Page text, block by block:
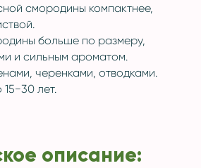
смородины компактнее,
больше по размеру,
и сильным ароматом.
черенками, отводками.
лет.
описание: